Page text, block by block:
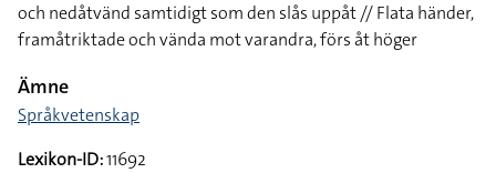
och nedåtvänd samtidigt som den slås uppåt // Flata händer,
framåtriktade och vända mot varandra, förs åt höger
Ämne
Språkvetenskap
Lexikon-ID:11692